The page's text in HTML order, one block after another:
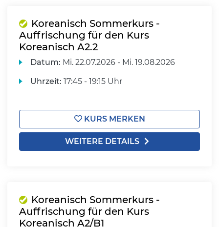
Koreanisch Sommerkurs -
Auffrischung für den Kurs
Koreanisch A2.2
Datum: Mi. 22.07.2026 - Mi. 19.08.2026
Uhrzeit: 17:45 - 19:15 Uhr
KURS MERKEN
WEITERE DETAILS
Koreanisch Sommerkurs -
Auffrischung für den Kurs
Koreanisch A2/B1